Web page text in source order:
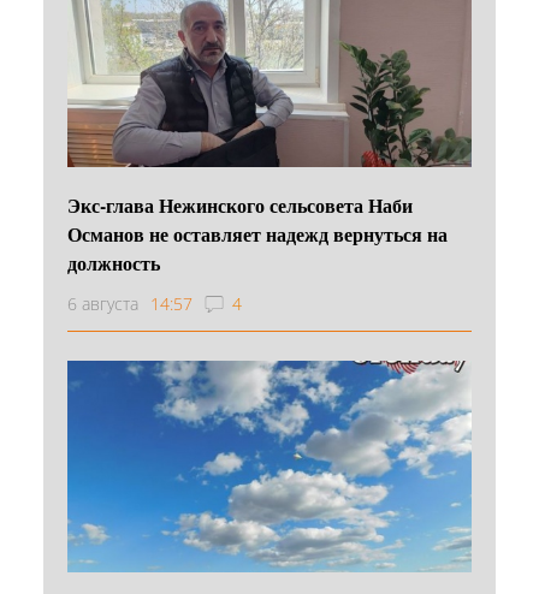
Экс-глава Нежинского сельсовета Наби
Османов не оставляет надежд вернуться на
должность
6 августа 14:57 4